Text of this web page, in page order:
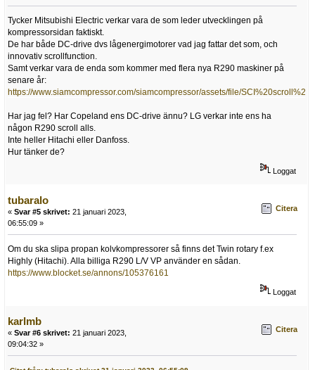
Tycker Mitsubishi Electric verkar vara de som leder utvecklingen på
kompressorsidan faktiskt.
De har både DC-drive dvs lågenergimotorer vad jag fattar det som, och
innovativ scrollfunction.
Samt verkar vara de enda som kommer med flera nya R290 maskiner på
senare år:
https://www.siamcompressor.com/siamcompressor/assets/file/
Har jag fel? Har Copeland ens DC-drive ännu? LG verkar inte ens ha
någon R290 scroll alls.
Inte heller Hitachi eller Danfoss.
Hur tänker de?
Loggat
tubaralo
« Svar #5 skrivet: 21 januari 2023,
06:55:09 »
Citera
Om du ska slipa propan kolvkompressorer så finns det Twin rotary f.ex
Highly (Hitachi). Alla billiga R290 L/V VP använder en sådan.
https://www.blocket.se/annons/105376161
Loggat
karlmb
« Svar #6 skrivet: 21 januari 2023,
09:04:32 »
Citera